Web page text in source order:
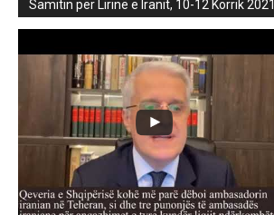
Samitin për Lirinë e Iranit, 10-12 Korrik 2021